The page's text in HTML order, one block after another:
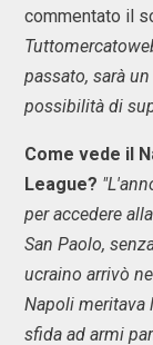
commentato il
passato, sarà
possibilità di
Come vede il
League?
per accedere
San Paolo,
ucraino arrivò
Napoli meritava
sfida ad armi